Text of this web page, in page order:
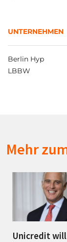
UNTERNEHMEN
Berlin Hyp
LBBW
Mehr
Unicredit